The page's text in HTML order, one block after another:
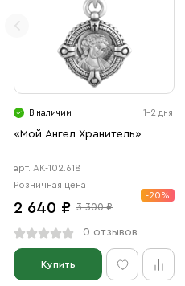
В наличии 1-2 дня
«Мой Ангел Хранитель»
арт. АК-102.618
Розничная цена
2 640 ₽ 3 300 ₽
-20%
0 отзывов
Купить